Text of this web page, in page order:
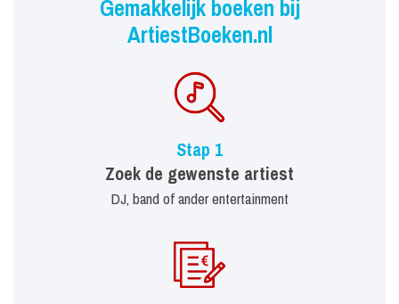
Gemakkelijk boeken bij
ArtiestBoeken.nl
Stap 1
Zoek de gewenste artiest
DJ, band of ander entertainment